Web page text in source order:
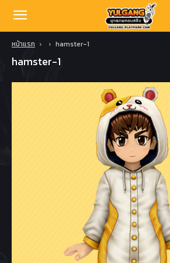
หน้าแรก hamster-1
hamster-1